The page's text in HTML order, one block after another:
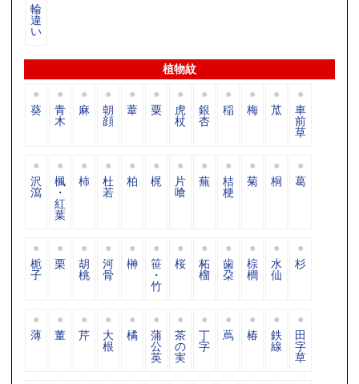
輪
違
い
植物紋
葵 青
木
麻 朝
顔
葦 粟 虎
杖
銀
杏
稲 梅 苽 車
前
草
沢
瀉
楓
・
紅
葉
柿 杜
若
柏 梶 片
喰
蕪 桔
梗
菊 桐 葛
栀
子
栗 胡
桃
河
骨
榊 笹
・
竹
桜 柘
榴
歯
朶
棕
櫚
水
仙
杉
薄 董 芹 大
根
橘 蒲
公
英
茶
の
実
丁
字
蔦 椿 鉄
線
田
字
草